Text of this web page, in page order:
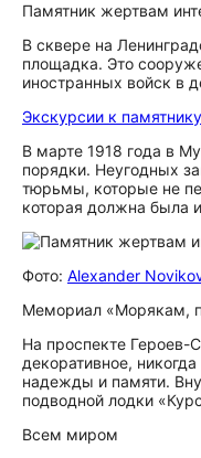
Памятник жертвам
В сквере на
площадка. Это
иностранных войск в
Экскурсии к
В марте 1918 года в
порядки. Неугодных
тюрьмы, которые не
которая должна была
Фото: Alexander
Мемориал «Морякам,
На проспекте Героев-
декоративное,
надежды и памяти.
подводной лодки
Всем миром